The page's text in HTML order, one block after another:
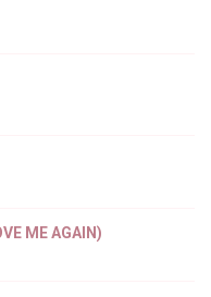
– Chap 37
ME AGAIN)